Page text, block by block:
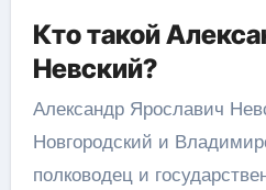
Кто такой
Невский?
Александр Ярославич
Новгородский и
полководец и